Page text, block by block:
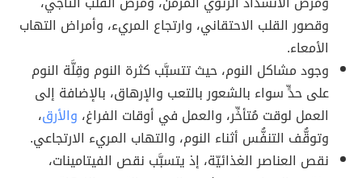
وقصور القلب الاحتقاني، وارتجاع المريء، وأمراض التهاب
الأمعاء.
وجود مشاكل النوم، حيث تتسبَّب كثرة النوم وقِلَّة النوم
على حدٍّ سواء بالشعور بالتعب والإرهاق، بالإضافة إلى
العمل لوقت مُتأخِّر، والعمل في أوقات الفراغ، والأرق،
وتوقُّف التنفُّس أثناء النوم، والتهاب المريء الارتجاعي.
نقص العناصر الغذائيّة، إذ يتسبَّب نقص الفيتامينات،